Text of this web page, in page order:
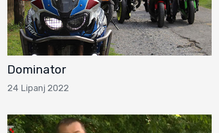
Dominator
24 Lipanj 2022